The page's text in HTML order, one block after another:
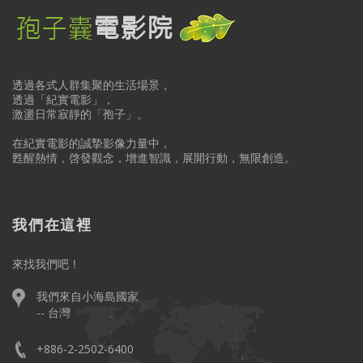
透過各式人群集聚的生活場景，
透過「紀實電影」，
激盪日常寂靜的「孢子」。
在紀實電影的誠摯影像力量中，
甦醒熱情，啓發觀念，增進智識，展開行動，無限創造。
我們在這裡
來找我們吧！
我們來自小海島國家
-- 台灣
+886-2-2502-6400